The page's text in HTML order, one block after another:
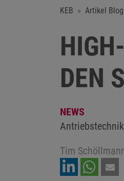
KEB Artikel Blog
DEN
NEWS
Tim